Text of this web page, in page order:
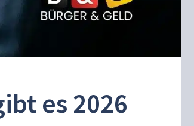
es 2026